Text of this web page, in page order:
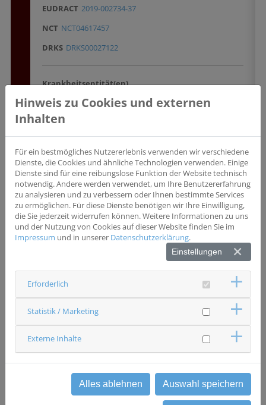
EUDRACT 2019-002734-37
NCT NCT04617457
DRKS DRKS00027122
Krankheitsentität(en)
Studientyp
Interventionsstudie
Histologisch bestätigte Diagnose hepatisch
metastasiertes Adenokarzinom des Pankreas, Patienten
über 18 Jahre, EGOG Status 0-1, adäquate Funktion von
Niere , Leber
Wesentliche Ausschlusskriterien
Schwangerschaft, Lungenfibrose, Leberzirrhose, aktive
Infektion, tumorspezifische Behandlung des
Adenomkarzinoms des Pankreas, signifikanter Aszites
Status
rekrutierend
Ansprechpartner & Kontakt
Universitätsklinikum Regensburg
Chirurgie
Hinweis zu Cookies und externen
Inhalten
Für ein bestmögliches Nutzererlebnis verwenden wir verschiedene
Dienste, die Cookies und ähnliche Technologien verwenden. Einige
Dienste sind für eine reibungslose Funktion der Website technisch
notwendig. Andere werden verwendet, um Ihre Benutzererfahrung
zu analysieren und zu verbessern oder Ihnen bestimmte Services
zu ermöglichen. Für diese Dienste benötigen wir Ihre Einwilligung,
die Sie jederzeit widerrufen können. Weitere Informationen zu uns
und der Nutzung von Cookies auf dieser Website finden Sie im
Impressum und in unserer Datenschutzerklärung.
Einstellungen
Erforderlich
Statistik / Marketing
Externe Inhalte
Alles ablehnen Auswahl speichern